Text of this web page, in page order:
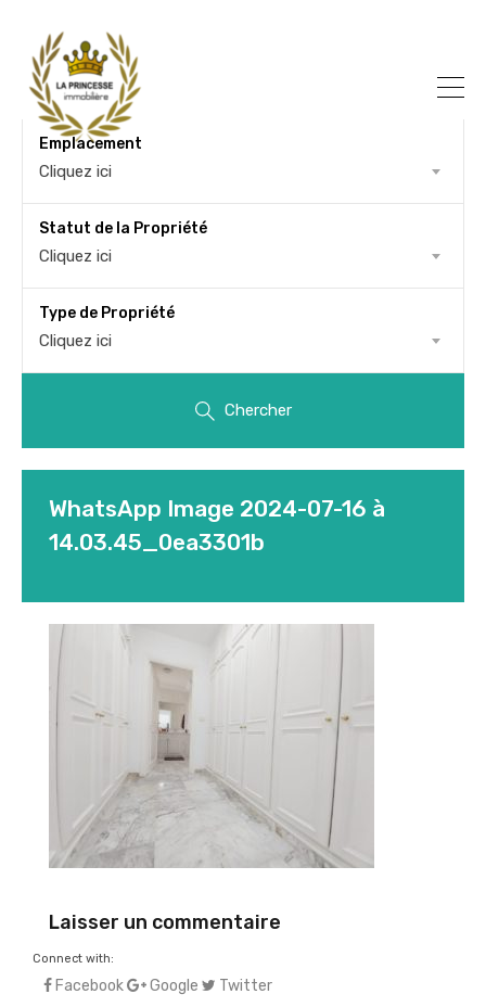
Emplacement
Cliquez ici
Statut de la Propriété
Cliquez ici
Type de Propriété
Cliquez ici
Chercher
WhatsApp Image 2024-07-16 à
14.03.45_0ea3301b
Laisser un commentaire
Connect with:
Facebook Google
Twitter